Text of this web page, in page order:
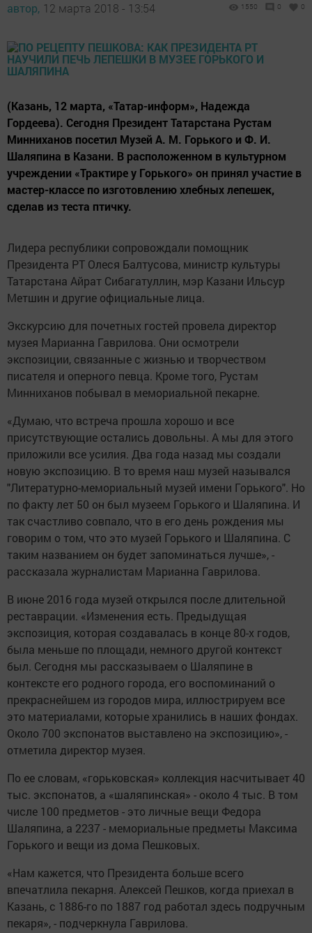
автор, 12 марта 2018 - 13:54 1550 0 0
(Казань, 12 марта, «Татар-информ», Надежда
Гордеева). Сегодня Президент Татарстана Рустам
Минниханов посетил Музей А. М. Горького и Ф. И.
Шаляпина в Казани. В расположенном в культурном
учреждении «Трактире у Горького» он принял участие в
мастер-классе по изготовлению хлебных лепешек,
сделав из теста птичку.
Лидера республики сопровождали помощник
Президента РТ Олеся Балтусова, министр культуры
Татарстана Айрат Сибагатуллин, мэр Казани Ильсур
Метшин и другие официальные лица.
Экскурсию для почетных гостей провела директор
музея Марианна Гаврилова. Они осмотрели
экспозиции, связанные с жизнью и творчеством
писателя и оперного певца. Кроме того, Рустам
Минниханов побывал в мемориальной пекарне.
«Думаю, что встреча прошла хорошо и все
присутствующие остались довольны. А мы для этого
приложили все усилия. Два года назад мы создали
новую экспозицию. В то время наш музей назывался
"Литературно-мемориальный музей имени Горького". Но
по факту лет 50 он был музеем Горького и Шаляпина. И
так счастливо совпало, что в его день рождения мы
говорим о том, что это музей Горького и Шаляпина. С
таким названием он будет запоминаться лучше», -
рассказала журналистам Марианна Гаврилова.
В июне 2016 года музей открылся после длительной
реставрации. «Изменения есть. Предыдущая
экспозиция, которая создавалась в конце 80-х годов,
была меньше по площади, немного другой контекст
был. Сегодня мы рассказываем о Шаляпине в
контексте его родного города, его воспоминаний о
прекраснейшем из городов мира, иллюстрируем все
это материалами, которые хранились в наших фондах.
Около 700 экспонатов выставлено на экспозицию», -
отметила директор музея.
По ее словам, «горьковская» коллекция насчитывает 40
тыс. экспонатов, а «шаляпинская» - около 4 тыс. В том
числе 100 предметов - это личные вещи Федора
Шаляпина, а 2237 - мемориальные предметы Максима
Горького и вещи из дома Пешковых.
«Нам кажется, что Президента больше всего
впечатлила пекарня. Алексей Пешков, когда приехал в
Казань, с 1886-го по 1887 год работал здесь подручным
пекаря», - подчеркнула Гаврилова.